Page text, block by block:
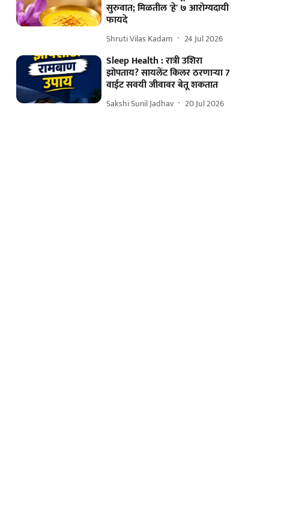
सुरुवात; मिळतील 'हे' ७ आरोग्यदायी
फायदे
Shruti Vilas Kadam 24 Jul 2026
Sleep Health : रात्री उशिरा
झोपताय? सायलेंट किलर ठरणाऱ्या 7
वाईट सवयी जीवावर बेतू शकतात
Sakshi Sunil Jadhav 20 Jul 2026